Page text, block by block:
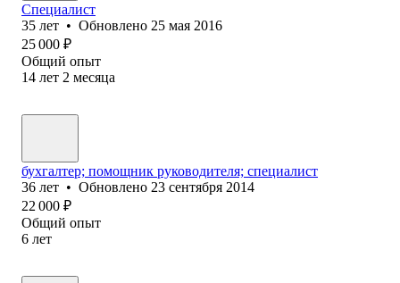
Специалист
35 лет • Обновлено 25 мая 2016
25 000 ₽
Общий опыт
14 лет 2 месяца
бухгалтер; помощник руководителя; специалист
36 лет • Обновлено 23 сентября 2014
22 000 ₽
Общий опыт
6 лет